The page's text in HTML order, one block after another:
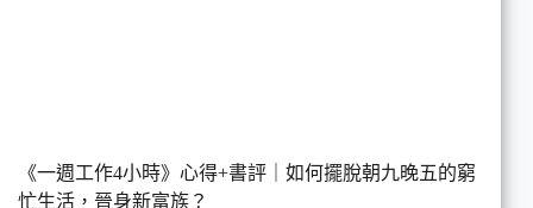
《一週工作4小時》心得+書評｜如何擺脫朝九晚五的窮
忙生活，晉身新富族？